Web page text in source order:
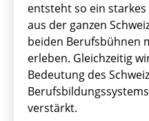
entsteht so ein
aus der ganzen
beiden Berufsbühnen
erleben. Gleichzeitig
Bedeutung des
verstärkt.